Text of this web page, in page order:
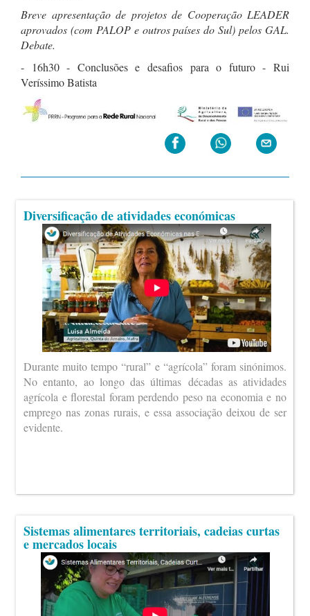
Breve apresentação de projetos de Cooperação LEADER
aprovados (com PALOP e outros países do Sul) pelos GAL.
Debate.
- 16h30 - Conclusões e desafios para o futuro - Rui
Veríssimo Batista
Diversificação de atividades económicas
Durante muito tempo “rural” e “agrícola” foram sinónimos.
No entanto, ao longo das últimas décadas as atividades
agrícola e florestal foram perdendo peso na economia e no
emprego nas zonas rurais, e essa associação deixou de ser
evidente.
Sistemas alimentares territoriais, cadeias curtas
e mercados locais